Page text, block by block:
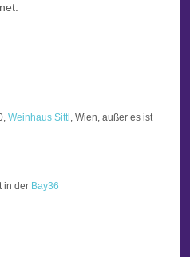
Weinhaus Sittl , Wien, außer es ist
in der Bay36